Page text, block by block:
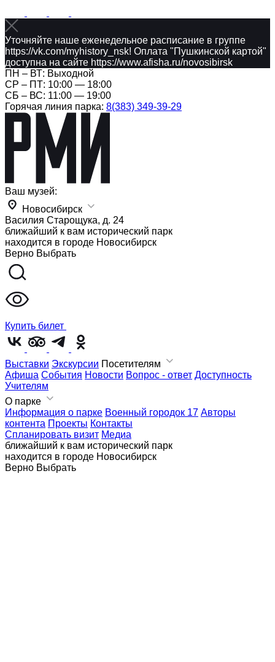
Уточняйте наше еженедельное расписание в группе
https://vk.com/myhistory_nsk! Оплата "Пушкинской картой"
доступна на сайте https://www.afisha.ru/novosibirsk
ПН – ВТ: Выходной
CР – ПТ: 10:00 — 18:00
СБ – ВС: 11:00 — 19:00
Горячая линия парка: 8(383) 349-39-29
Ваш музей:
Новосибирск
Василия Старощука, д. 24
ближайший к вам исторический парк
находится в городе Новосибирск
Верно Выбрать
Купить билет
Выставки Экскурсии Посетителям
Афиша События Новости Вопрос - ответ Доступность
Учителям
О парке
Информация о парке Военный городок 17 Авторы
контента Проекты Контакты
Спланировать визит Медиа
ближайший к вам исторический парк
находится в городе Новосибирск
Верно Выбрать